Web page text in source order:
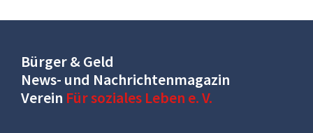
Bürger & Geld
News- und Nachrichtenmagazin
Verein Für soziales Leben e. V.